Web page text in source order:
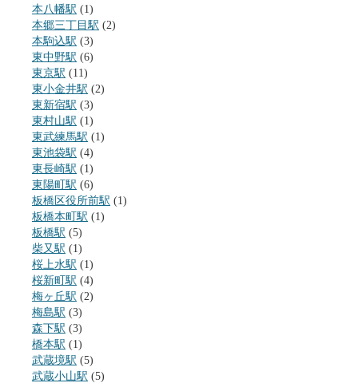
本八幡駅 (1)
本郷三丁目駅 (2)
本駒込駅 (3)
東中野駅 (6)
東京駅 (11)
東小金井駅 (2)
東新宿駅 (3)
東村山駅 (1)
東武練馬駅 (1)
東池袋駅 (4)
東長崎駅 (1)
東陽町駅 (6)
板橋区役所前駅 (1)
板橋本町駅 (1)
板橋駅 (5)
柴又駅 (1)
桜上水駅 (1)
桜新町駅 (4)
梅ヶ丘駅 (2)
梅島駅 (3)
森下駅 (3)
橋本駅 (1)
武蔵境駅 (5)
武蔵小山駅 (5)